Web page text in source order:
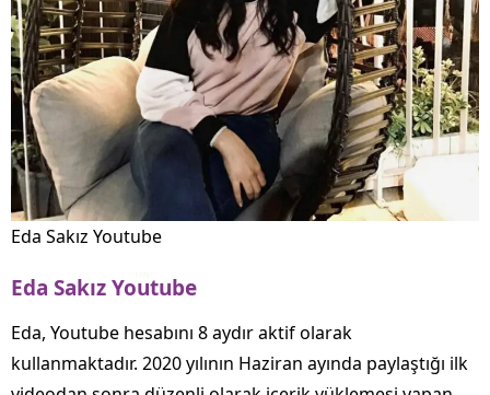
Eda Sakız Youtube
Eda Sakız Youtube
Eda, Youtube hesabını 8 aydır aktif olarak
kullanmaktadır. 2020 yılının Haziran ayında paylaştığı ilk